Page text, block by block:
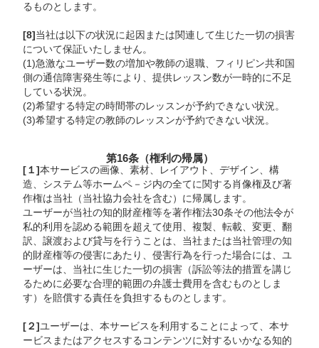
るものとします。
[8]当社は以下の状況に起因または関連して生じた一切の損害
について保証いたしません。
(1)急激なユーザー数の増加や教師の退職、フィリピン共和国
側の通信障害発生等により、提供レッスン数が一時的に不足
している状況。
(2)希望する特定の時間帯のレッスンが予約できない状況。
(3)希望する特定の教師のレッスンが予約できない状況。
第16条（権利の帰属）
[１]本サービスの画像、素材、レイアウト、デザイン、構
造、システム等ホームペ－ジ内の全てに関する肖像権及び著
作権は当社（当社協力会社を含む）に帰属します。
ユーザーが当社の知的財産権等を著作権法30条その他法令が
私的利用を認める範囲を超えて使用、複製、転載、変更、翻
訳、譲渡および貸与を行うことは、当社または当社管理の知
的財産権等の侵害にあたり、侵害行為を行った場合には、ユ
ーザーは、当社に生じた一切の損害（訴訟等法的措置を講じ
るために必要な合理的範囲の弁護士費用を含むものとしま
す）を賠償する責任を負担するものとします。
[２] ユーザーは、本サービスを利用することによって、本サ
ービスまたはアクセスするコンテンツに対するいかなる知的